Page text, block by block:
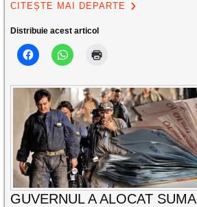
CITEȘTE MAI DEPARTE
Distribuie acest articol
GUVERNUL A ALOCAT SUMA